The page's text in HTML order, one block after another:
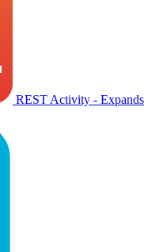
REST Activity - Expands